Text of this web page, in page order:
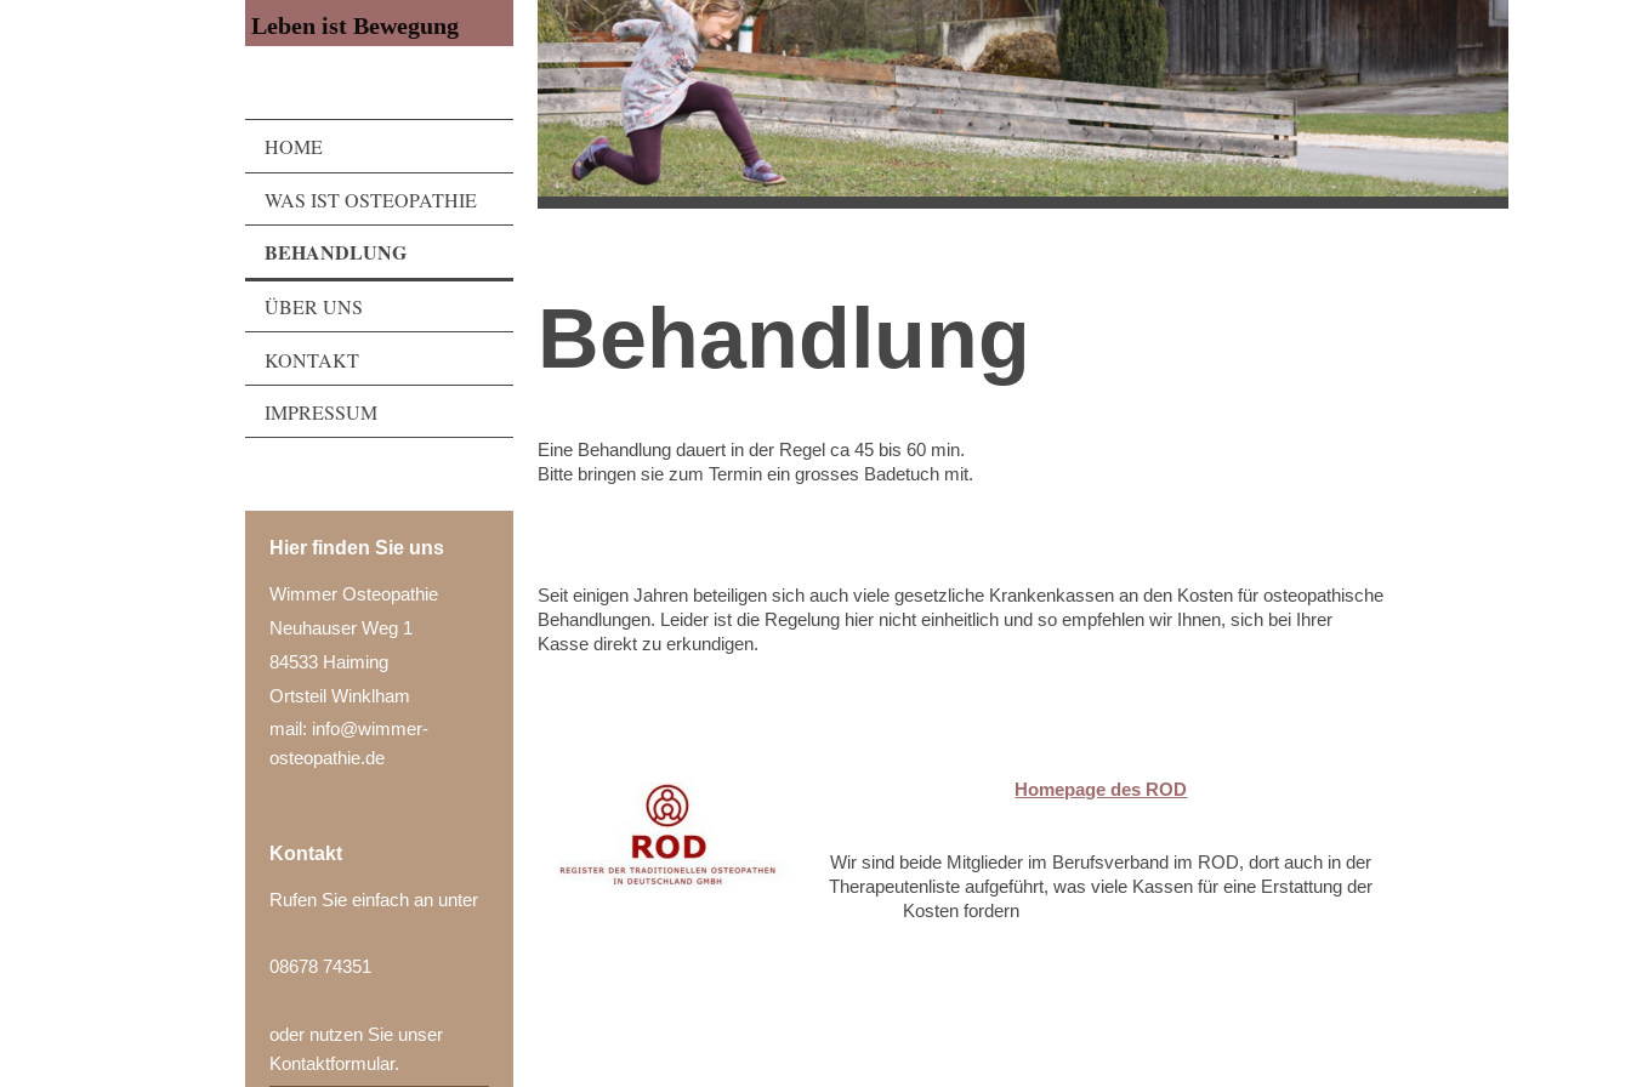
Leben ist Bewegung
HOME
WAS IST OSTEOPATHIE
BEHANDLUNG
ÜBER UNS
KONTAKT
IMPRESSUM
Hier finden Sie uns
Wimmer Osteopathie
Neuhauser Weg 1
84533 Haiming
Ortsteil Winklham
mail: info@wimmer-
osteopathie.de
Kontakt
Rufen Sie einfach an unter
08678 74351
oder nutzen Sie unser
Kontaktformular.
Behandlung
Eine Behandlung dauert in der Regel ca 45 bis 60 min.
Bitte bringen sie zum Termin ein grosses Badetuch mit.
Seit einigen Jahren beteiligen sich auch viele gesetzliche Krankenkassen an den Kosten für osteopathische
Behandlungen. Leider ist die Regelung hier nicht einheitlich und so empfehlen wir Ihnen, sich bei Ihrer
Kasse direkt zu erkundigen.
Homepage des ROD
Wir sind beide Mitglieder im Berufsverband im ROD, dort auch in der
Therapeutenliste aufgeführt, was viele Kassen für eine Erstattung der
Kosten fordern